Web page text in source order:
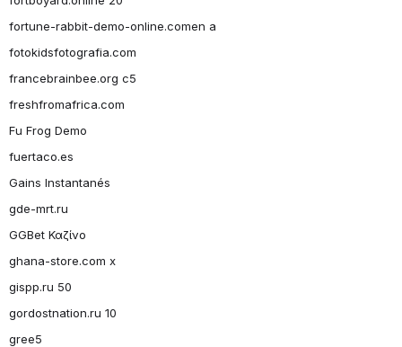
fortune-rabbit-demo-online.comen a
fotokidsfotografia.com
francebrainbee.org c5
freshfromafrica.com
Fu Frog Demo
fuertaco.es
Gains Instantanés
gde-mrt.ru
GGBet Καζίνο
ghana-store.com x
gispp.ru 50
gordostnation.ru 10
gree5